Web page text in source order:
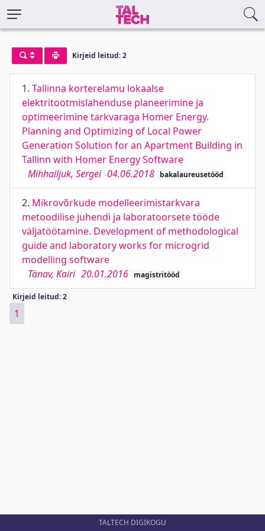
Kirjeid leitud: 2
1. Tallinna korterelamu lokaalse
elektritootmislahenduse planeerimine ja
optimeerimine tarkvaraga Homer Energy.
Planning and Optimizing of Local Power
Generation Solution for an Apartment Building in
Tallinn with Homer Energy Software
Mihhailjuk, Sergei 04.06.2018 bakalaureusetööd
2. Mikrovõrkude modelleerimistarkvara
metoodilise juhendi ja laboratoorsete tööde
väljatöötamine. Development of methodological
guide and laboratory works for microgrid
modelling software
Tänav, Kairi 20.01.2016 magistritööd
Kirjeid leitud: 2
1
TALTECH DIGIKOGU